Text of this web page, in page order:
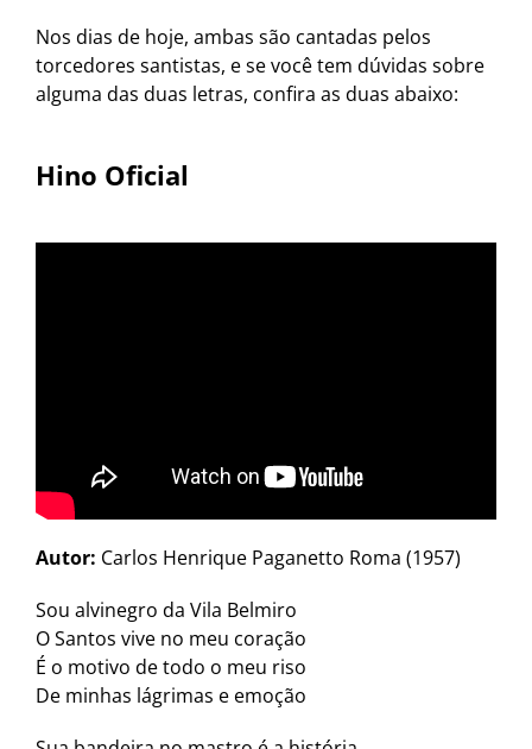
Nos dias de hoje, ambas são cantadas pelos
torcedores santistas, e se você tem dúvidas sobre
alguma das duas letras, confira as duas abaixo:
Hino Oficial
Autor: Carlos Henrique Paganetto Roma (1957)
Sou alvinegro da Vila Belmiro
O Santos vive no meu coração
É o motivo de todo o meu riso
De minhas lágrimas e emoção